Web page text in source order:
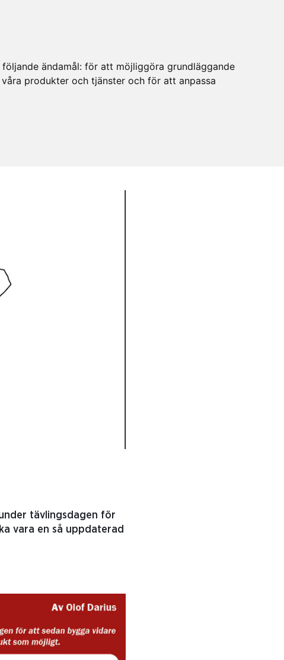
ändamål: för att möjliggöra grundläggande
produkter och tjänster och för att anpassa
tävlingsdagen för
vara en så uppdaterad